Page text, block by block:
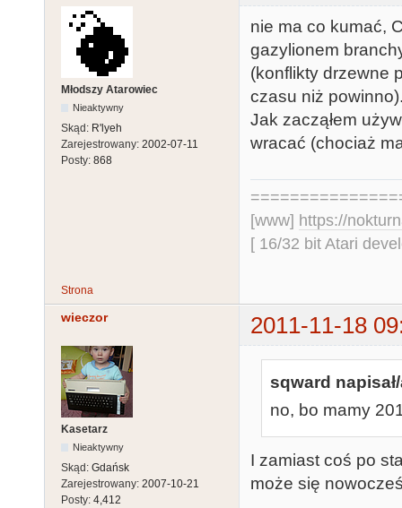
Młodszy Atarowiec
Nieaktywny
Skąd: R'lyeh
Zarejestrowany: 2002-07-11
Posty: 868
nie ma co kumać,
gazylionem
(konflikty drzewne
czasu niż
Jak zacząłem
wracać (chociaż
[www] https://
[ 16/32 bit Atari
Strona
wieczor 2011-11-18
Kasetarz
Nieaktywny
Skąd: Gdańsk
Zarejestrowany: 2007-10-21
Posty: 4,412
sqward
no, bo mamy
I zamiast coś po
może się